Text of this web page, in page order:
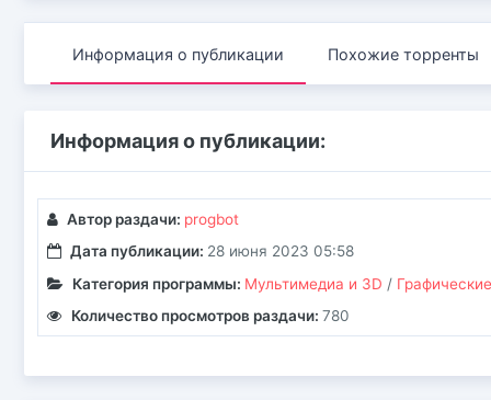
Информация о публикации Похожие торренты
Информация о публикации:
Автор раздачи: progbot
Дата публикации: 28 июня 2023 05:58
Категория программы: Мультимедиа и 3D /
Количество просмотров раздачи: 780